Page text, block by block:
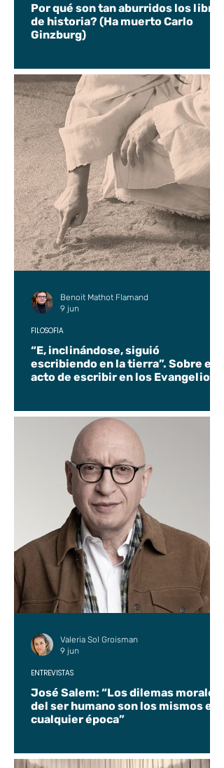
Por qué son tan aburridos los libros
de historia? (Ha muerto Carlo
Ginzburg)
“E, inclinándose, siguió
escribiendo en la tierra”. Sobre el
acto de escribir en los Evangelios.
FILOSOFÍA
Benoit Mathot Flamand
9 jun
José Salem: “Los dilemas morales
del ser humano son los mismos en
cualquier época”
ENTREVISTAS
Valeria Sol Groisman
9 jun